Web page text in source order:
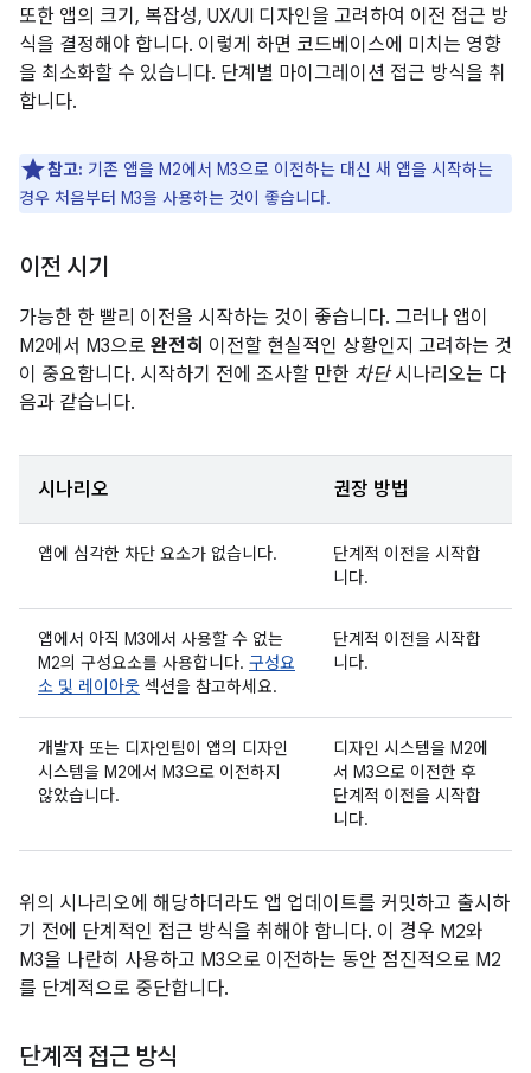
또한 앱의 크기, 복잡성, UX/UI 디자인을 고려하여 이전 접근 방
식을 결정해야 합니다. 이렇게 하면 코드베이스에 미치는 영향
을 최소화할 수 있습니다. 단계별 마이그레이션 접근 방식을 취
합니다.
참고: 기존 앱을 M2에서 M3으로 이전하는 대신 새 앱을 시작하는
경우 처음부터 M3을 사용하는 것이 좋습니다.
이전 시기
가능한 한 빨리 이전을 시작하는 것이 좋습니다. 그러나 앱이
M2에서 M3으로 완전히 이전할 현실적인 상황인지 고려하는 것
이 중요합니다. 시작하기 전에 조사할 만한 차단시나리오는 다
음과 같습니다.
시나리오 권장 방법
앱에 심각한 차단 요소가 없습니다.
단계적 이전을 시작합
니다.
앱에서 아직 M3에서 사용할 수 없는
M2의 구성요소를 사용합니다. 구성요
소 및 레이아웃 섹션을 참고하세요.
단계적 이전을 시작합
니다.
개발자 또는 디자인팀이 앱의 디자인
시스템을 M2에서 M3으로 이전하지
않았습니다.
디자인 시스템을 M2에
서 M3으로 이전한 후
단계적 이전을 시작합
니다.
위의 시나리오에 해당하더라도 앱 업데이트를 커밋하고 출시하
기 전에 단계적인 접근 방식을 취해야 합니다. 이 경우 M2와
M3을 나란히 사용하고 M3으로 이전하는 동안 점진적으로 M2
를 단계적으로 중단합니다.
단계적 접근 방식